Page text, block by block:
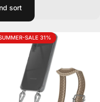
sort
SALE 31%